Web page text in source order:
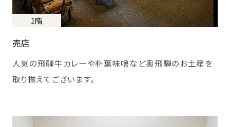
売店
人気の飛騨牛カレーや朴葉味噌など奥飛騨のお土産を
取り揃えてございます。
1階